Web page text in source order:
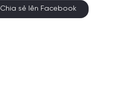
Chia sẻ lên Facebook